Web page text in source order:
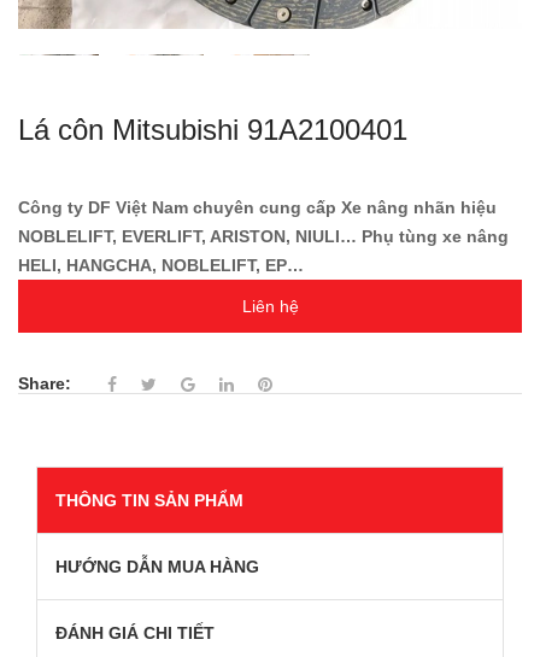
Lá côn Mitsubishi 91A2100401
Công ty DF Việt Nam chuyên cung cấp Xe nâng nhãn hiệu
NOBLELIFT, EVERLIFT, ARISTON, NIULI… Phụ tùng xe nâng
HELI, HANGCHA, NOBLELIFT, EP…
Liên hệ
Share:
THÔNG TIN SẢN PHẨM
HƯỚNG DẪN MUA HÀNG
ĐÁNH GIÁ CHI TIẾT